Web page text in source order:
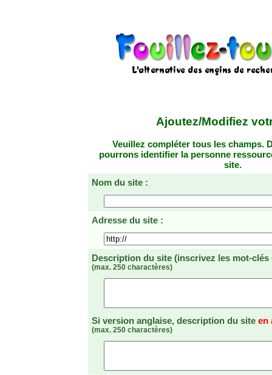
Ajoutez/Modifiez
Veuillez compléter tous les champs.
pourrons identifier la personne
site.
Nom du site :
Adresse du site :
Description du site (inscrivez les mot-
(max. 250 charactères)
Si version anglaise, description du site en
(max. 250 charactères)